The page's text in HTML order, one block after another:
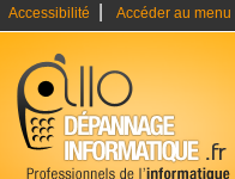
Accessibilité Accéder au menu